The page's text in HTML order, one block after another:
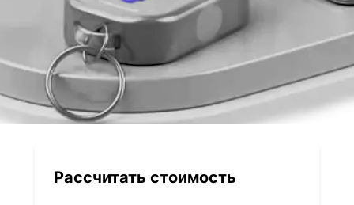
Рассчитать стоимость